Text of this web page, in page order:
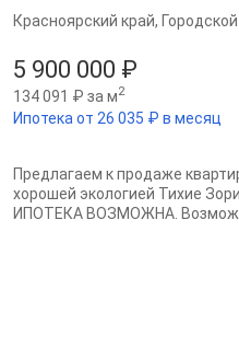
5 900 000 ₽
134 091 ₽ за м2
Ипотека от 26 035 ₽ в месяц
Красноярский край,
Предлагаем к продаже
хорошей экологией Тихие
ИПОТЕКА ВОЗМОЖНА.